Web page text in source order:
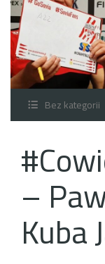
Bez kategorii
–
Kuba